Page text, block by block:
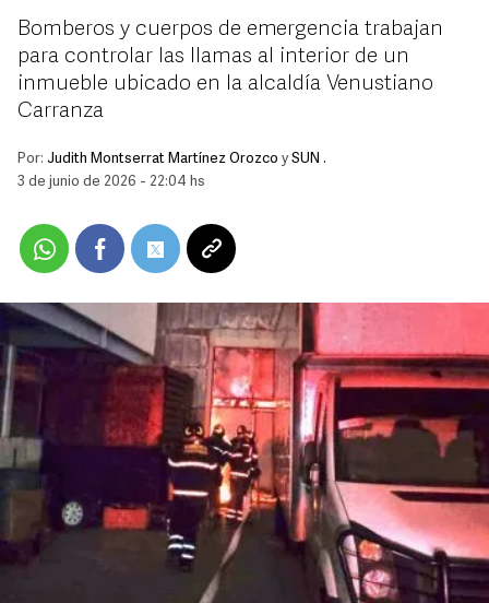
Bomberos y cuerpos de emergencia trabajan
para controlar las llamas al interior de un
inmueble ubicado en la alcaldía Venustiano
Carranza
Por: Judith Montserrat Martínez Orozco y SUN .
3 de junio de 2026 - 22:04 hs